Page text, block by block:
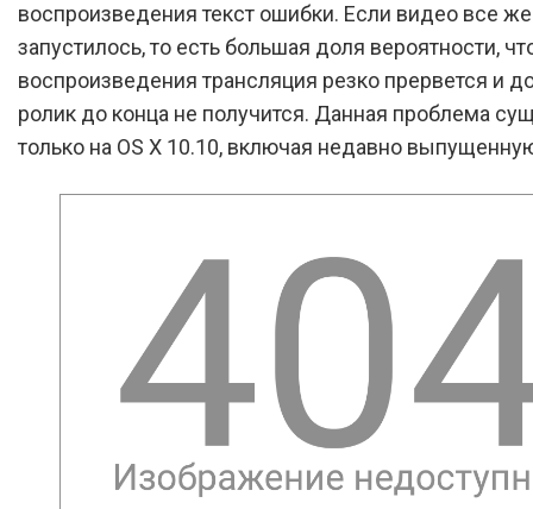
воспроизведения текст ошибки. Если видео все же
запустилось, то есть большая доля вероятности,
воспроизведения трансляция резко прервется и
ролик до конца не получится. Данная проблема
только на OS X 10.10, включая недавно